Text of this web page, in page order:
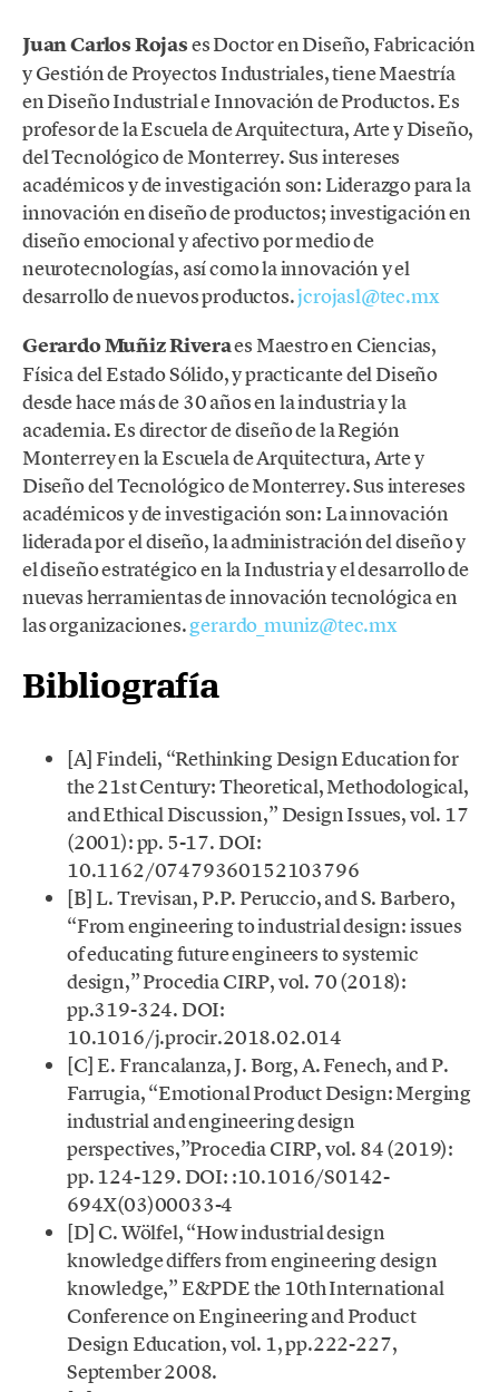
Juan Carlos Rojases Doctor en Diseño, Fabricación
y Gestión de Proyectos Industriales, tiene Maestría
en Diseño Industrial e Innovación de Productos. Es
profesor de la Escuela de Arquitectura, Arte y Diseño,
del Tecnológico de Monterrey. Sus intereses
académicos y de investigación son: Liderazgo para la
innovación en diseño de productos; investigación en
diseño emocional y afectivo por medio de
neurotecnologías, así como la innovación y el
desarrollo de nuevos productos.jcrojasl@tec.mx
Gerardo Muñiz Riveraes Maestro en Ciencias,
Física del Estado Sólido, y practicante del Diseño
desde hace más de 30 años en la industria y la
academia. Es director de diseño de la Región
Monterrey en la Escuela de Arquitectura, Arte y
Diseño del Tecnológico de Monterrey. Sus intereses
académicos y de investigación son: La innovación
liderada por el diseño, la administración del diseño y
el diseño estratégico en la Industria y el desarrollo de
nuevas herramientas de innovación tecnológica en
las organizaciones.gerardo_muniz@tec.mx
Bibliografía
[A] Findeli, “Rethinking Design Education for
the 21st Century: Theoretical, Methodological,
and Ethical Discussion,” Design Issues, vol. 17
(2001): pp. 5-17. DOI:
10.1162/07479360152103796
[B] L. Trevisan, P.P. Peruccio, and S. Barbero,
“From engineering to industrial design: issues
of educating future engineers to systemic
design,” Procedia CIRP, vol. 70 (2018):
pp.319-324. DOI:
10.1016/j.procir.2018.02.014
[C] E. Francalanza, J. Borg, A. Fenech, and P.
Farrugia, “Emotional Product Design: Merging
industrial and engineering design
perspectives,”Procedia CIRP, vol. 84 (2019):
pp. 124-129. DOI: :10.1016/S0142-
694X(03)00033-4
[D] C. Wölfel, “How industrial design
knowledge differs from engineering design
knowledge,” E&PDE the 10th International
Conference on Engineering and Product
Design Education, vol. 1, pp.222-227,
September 2008.